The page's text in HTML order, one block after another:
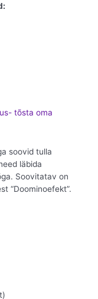
tõsta oma
soovid tulla
läbida
Soovitatav on
“Doominoefekt”.